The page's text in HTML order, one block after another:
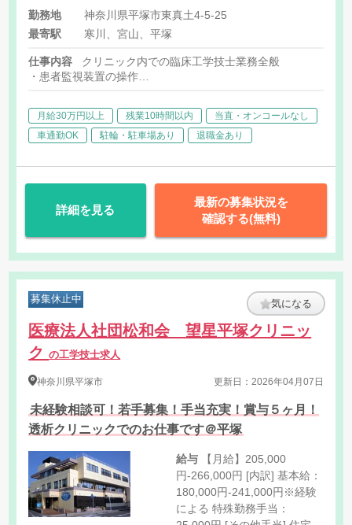
0円-25,000円 夜間手当 0
円-20,000円
勤務地
神奈川県平塚市東真土4-5-25
最寄駅
寒川、宮山、平塚
仕事内容
クリニック内での臨床工学技士業務全般
・患者監視装置の操作
・透析の準備・穿刺・返血・止血
・透析機器の保守・管理等
・透析ベッド:47台
・透析機器:JMS
月給30万円以上 残業10時間以内
当直・オンコールなし
車通勤OK
駐輪・駐車場あり 退職金あり
詳細を見る
最新の募集状況を
確認する(無料)
募集休止中 気になる
医療法人社団松和会 望星平塚クリニッ
クの工学技士求人
神奈川県平塚市 更新日：2026年04月07日
未経験相談可！若手募集！手当充実！賞与５ヶ月！
透析クリニックでのお仕事です＠平塚
給与
円-266,000円 [内訳] 基本給：
180,000円-241,000円※経験
による 特殊勤務手当：